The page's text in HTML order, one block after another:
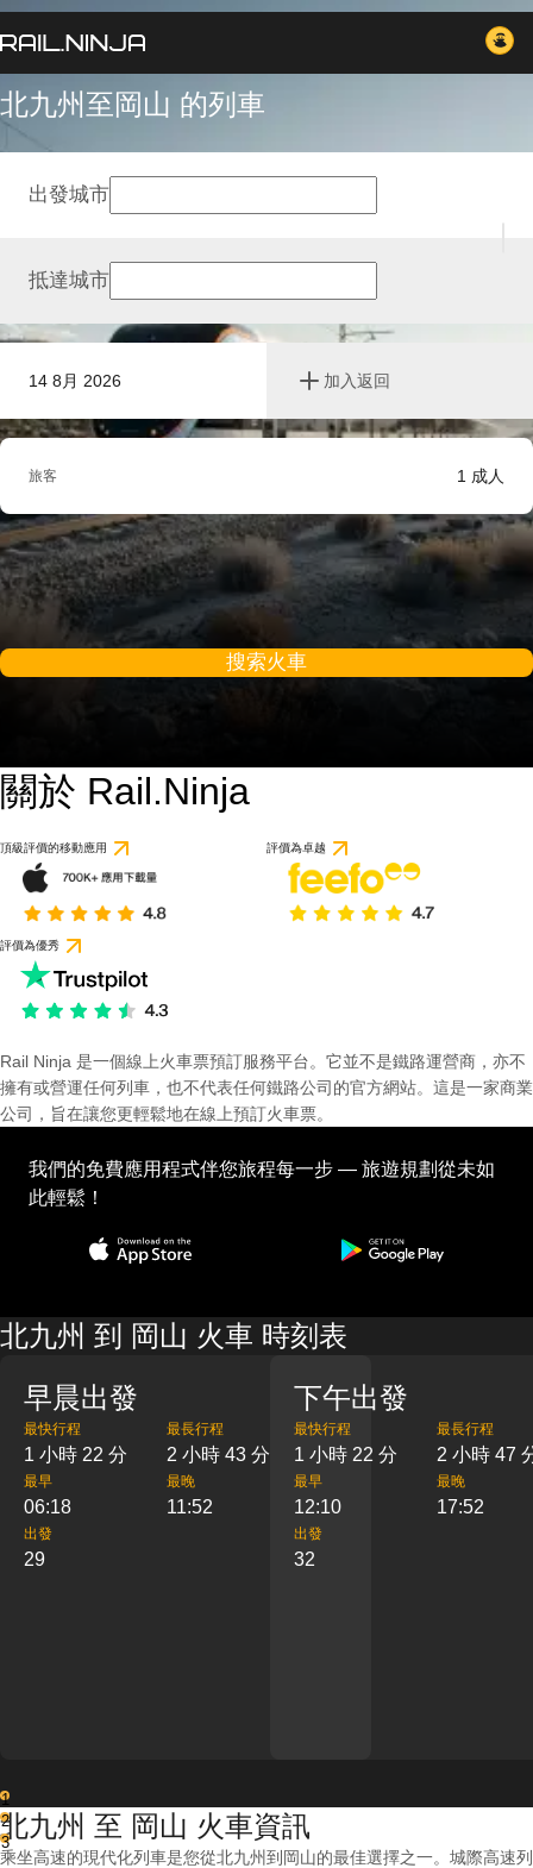
北九州至岡山 的列車
14 8月 2026 加入返回
出發城市
抵達城市
旅客 1 成人
搜索火車
關於 Rail.Ninja
頂級評價的移動應用 評價為卓越
評價為優秀
Rail Ninja 是一個線上火車票預訂服務平台。它並不是鐵路運營商，亦不
擁有或營運任何列車，也不代表任何鐵路公司的官方網站。這是一家商業
公司，旨在讓您更輕鬆地在線上預訂火車票。
我們的免費應用程式伴您旅程每一步 — 旅遊規劃從未如
此輕鬆！
北九州 到 岡山 火車 時刻表
早晨出發
最快行程
1 小時 22 分
最長行程
2 小時 43 分
最早
06:18
最晚
11:52
出發
29
下午出發
最快行程
1 小時 22 分
最長行程
2 小時 47
最早
12:10
最晚
17:52
出發
32
1
2
3
北九州 至 岡山 火車資訊
乘坐高速的現代化列車是您從北九州到岡山的最佳選擇之一。城際高速列